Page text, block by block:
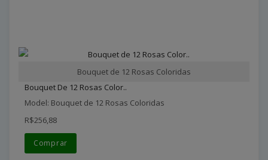
Bouquet de 12 Rosas Coloridas
Bouquet De 12 Rosas Color..
Model: Bouquet de 12 Rosas Coloridas
R$256,88
Comprar